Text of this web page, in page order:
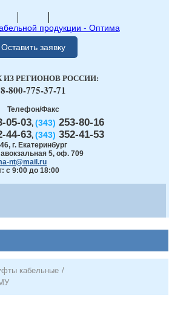
Оставить заявку
Телефон/Факс
05-03, (343) 253-80-16
44-63, (343) 352-41-53
, г. Екатеринбург
5, оф. 709
nt@mail.ru
с 9:00 до 18:00
ИЗ РЕГИОНОВ РОССИИ:
8-800-775-37-71
кабельные /